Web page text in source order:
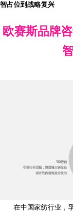
智占位到战略复兴
欧赛斯品牌
在中国家纺行业，